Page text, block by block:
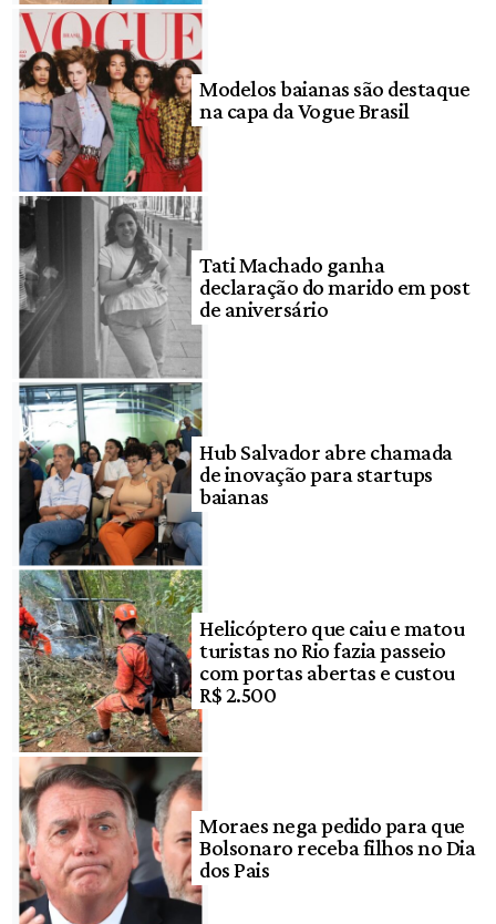
Modelos baianas são destaque
na capa da Vogue Brasil
Tati Machado ganha
declaração do marido em post
de aniversário
Hub Salvador abre chamada
de inovação para startups
baianas
Helicóptero que caiu e matou
turistas no Rio fazia passeio
com portas abertas e custou
R$ 2.500
Moraes nega pedido para que
Bolsonaro receba filhos no Dia
dos Pais